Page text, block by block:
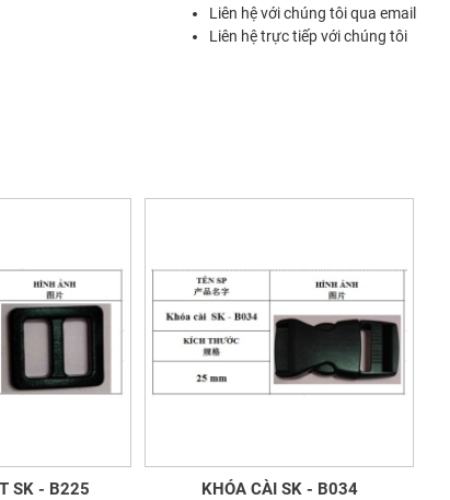
SK - B225 KHÓA CÀI SK - B034
Liên hệ với chúng tôi qua email
Liên hệ trực tiếp với chúng tôi